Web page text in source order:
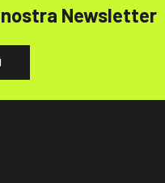
Newsletter